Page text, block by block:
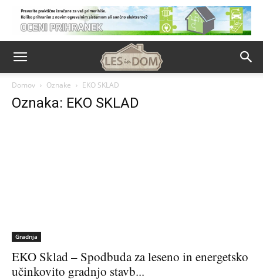
Domov Oznake EKO SKLAD
Oznaka: EKO SKLAD
Gradnja
EKO Sklad – Spodbuda za leseno in energetsko
učinkovito gradnjo stavb...